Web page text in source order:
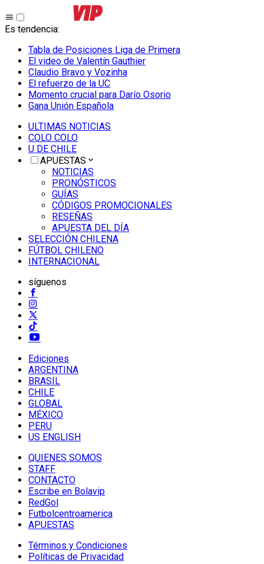
Es tendencia:
Tabla de Posiciones Liga de Primera
El video de Valentín Gauthier
Claudio Bravo y Vozinha
El refuerzo de la UC
Momento crucial para Darío Osorio
Gana Unión Española
ULTIMAS NOTICIAS
COLO COLO
U DE CHILE
APUESTAS
NOTICIAS
PRONÓSTICOS
GUÍAS
CÓDIGOS PROMOCIONALES
RESEÑAS
APUESTA DEL DÍA
SELECCIÓN CHILENA
FÚTBOL CHILENO
INTERNACIONAL
síguenos
Ediciones
ARGENTINA
BRASIL
CHILE
GLOBAL
MÉXICO
PERU
US ENGLISH
QUIENES SOMOS
STAFF
CONTACTO
Escribe en Bolavip
RedGol
Futbolcentroamerica
APUESTAS
Términos y Condiciones
Políticas de Privacidad